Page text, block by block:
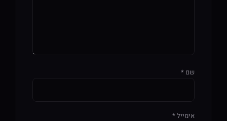
שם*
אימייל*